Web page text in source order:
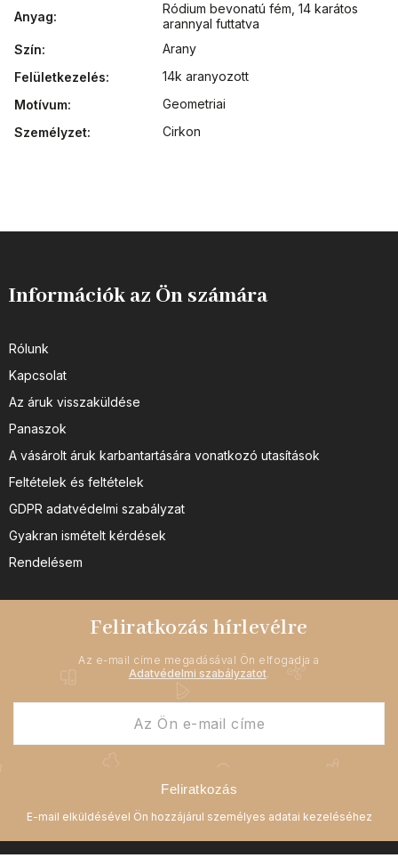
Anyag:
Ródium bevonatú fém 14 karátos
arannyal futtatva
Szín:
Arany
Felületkezelés:
14k aranyozott
Motívum:
Geometriai
Személyzet: Cirkon
Információk az Ön számára
Rólunk
Kapcsolat
Az áruk visszaküldése
Panaszok
A vásárolt áruk karbantartására vonatkozó utasítások
Feltételek és feltételek
GDPR adatvédelmi szabályzat
Gyakran ismételt kérdések
Rendelésem
Feliratkozás hírlevélre
Az e-mail címe megadásával Ön elfogadja a
Adatvédelmi szabályzatot.
Feliratkozás